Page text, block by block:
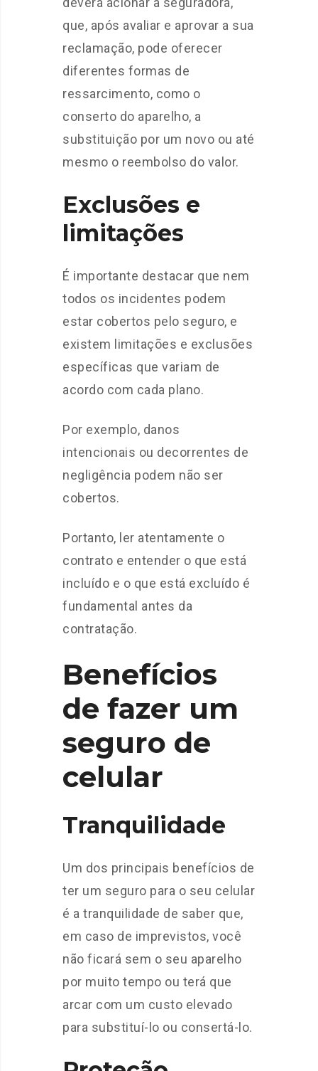
que, após avaliar e aprovar a sua
reclamação, pode oferecer
diferentes formas de
ressarcimento, como o
conserto do aparelho, a
substituição por um novo ou até
mesmo o reembolso do valor.
Exclusões e
limitações
É importante destacar que nem
todos os incidentes podem
estar cobertos pelo seguro, e
existem limitações e exclusões
específicas que variam de
acordo com cada plano.
Por exemplo, danos
intencionais ou decorrentes de
negligência podem não ser
cobertos.
Portanto, ler atentamente o
contrato e entender o que está
incluído e o que está excluído é
fundamental antes da
contratação.
Benefícios
de fazer um
seguro de
celular
Tranquilidade
Um dos principais benefícios de
ter um seguro para o seu celular
é a tranquilidade de saber que,
em caso de imprevistos, você
não ficará sem o seu aparelho
por muito tempo ou terá que
arcar com um custo elevado
para substituí-lo ou consertá-lo.